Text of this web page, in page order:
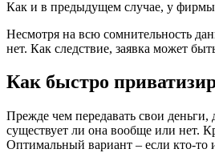
Как и в предыдущем случае, у фирмы
Несмотря на всю сомнительность
нет. Как следствие, заявка может
Как быстро
Прежде чем передавать свои
существует ли она вообще или нет.
Оптимальный вариант – если кто-то